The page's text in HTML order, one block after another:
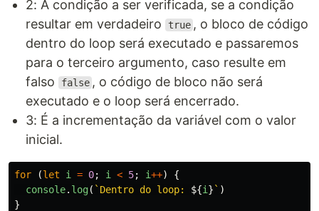
2: A condição a ser verificada, se a condição
resultar em verdadeiro
true , o bloco de código
dentro do loop será executado e passaremos
para o terceiro argumento, caso resulte em
falso
false , o código de bloco não será
executado e o loop será encerrado.
3: É a incrementação da variável com o valor
inicial.
for (let i = 0; i < 5; i++)
{
console. log( `Dentro do loop: ${i } ` )
}